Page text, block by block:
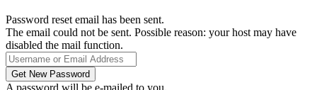
Password reset email has been sent.
The email could not be sent. Possible reason: your host may have
disabled the mail function.